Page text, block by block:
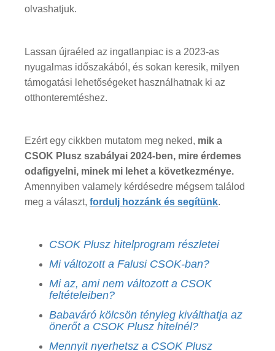
olvashatjuk.
Lassan újraéled az ingatlanpiac is a 2023-as
nyugalmas időszakából, és sokan keresik, milyen
támogatási lehetőségeket használhatnak ki az
otthonteremtéshez.
Ezért egy cikkben mutatom meg neked, mik a
CSOK Plusz szabályai 2024-ben, mire érdemes
odafigyelni, minek mi lehet a következménye.
Amennyiben valamely kérdésedre mégsem találod
meg a választ, fordulj hozzánk és segítünk.
CSOK Plusz hitelprogram részletei
Mi változott a Falusi CSOK-ban?
Mi az, ami nem változott a CSOK
feltételeiben?
Babaváró kölcsön tényleg kiválthatja az
önerőt a CSOK Plusz hitelnél?
Mennyit nyerhetsz a CSOK Plusz